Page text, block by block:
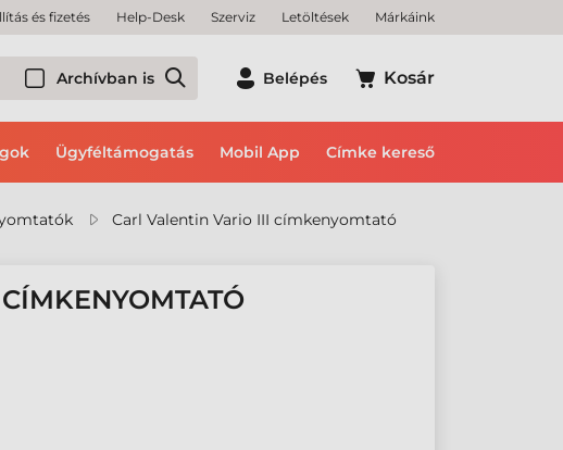
és fizetés Help-Desk Szerviz Letöltések Márkáink
Archívban is Belépés Kosár
Ügyféltámogatás Mobil App Címke kereső
Carl Valentin Vario III címkenyomtató